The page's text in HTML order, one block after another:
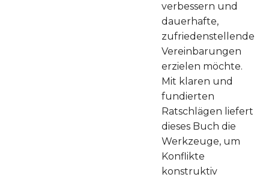
verbessern und
dauerhafte,
zufriedenstellende
Vereinbarungen
erzielen möchte.
Mit klaren und
fundierten
Ratschlägen liefert
dieses Buch die
Werkzeuge, um
Konflikte
konstruktiv